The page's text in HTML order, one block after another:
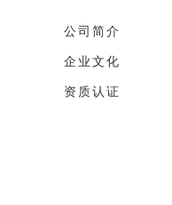
公司简介
企业文化
资质认证